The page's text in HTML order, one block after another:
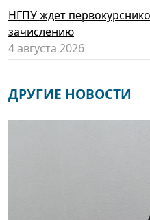
НГПУ ждет
зачислению
4 августа 2026
ДРУГИЕ НОВОСТИ